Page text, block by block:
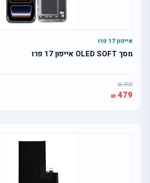
אייפון 17 פרו
מסך OLED SOFT אייפון 17 פרו
590
479